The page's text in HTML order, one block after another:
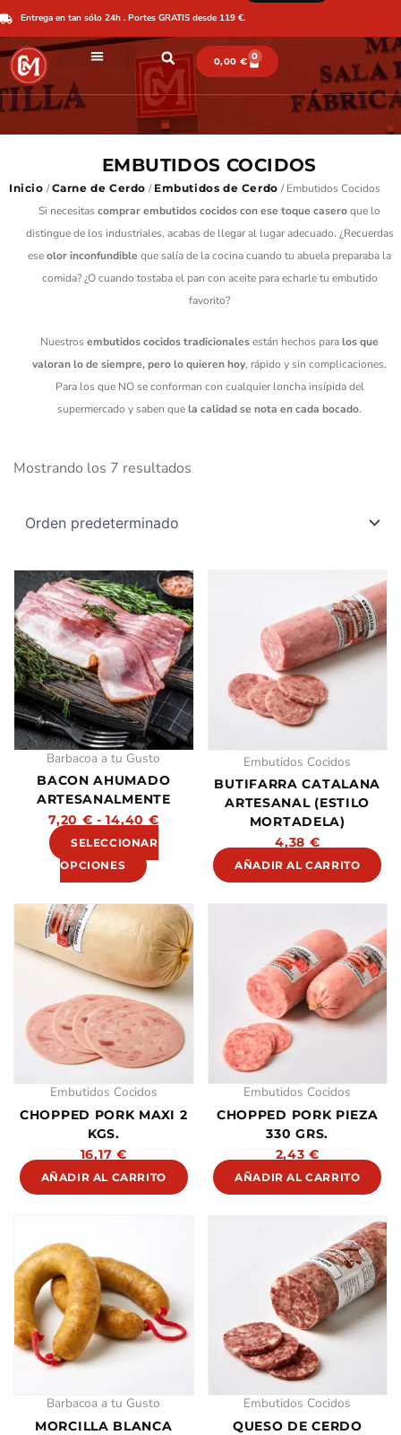
al
contenido
Entrega en tan sólo 24h . Portes GRATIS desde 119 €.
0,00€ 0
CARRITO
EMBUTIDOS COCIDOS
Inicio /Carne de Cerdo / Embutidos de Cerdo / Embutidos Cocidos
Si necesitas comprar embutidos cocidos con ese toque caseroque lo
distingue de los industriales, acabas de llegar al lugar adecuado. ¿Recuerdas
eseolor inconfundible que salía de la cocina cuando tu abuela preparaba la
comida? ¿O cuando tostaba el pan con aceite para echarle tu embutido
favorito?
Nuestros embutidos cocidos tradicionalesestán hechos paralos que
valoran lo de siempre, pero lo quieren hoy, rápido y sin complicaciones.
Para los que NO se conforman con cualquier loncha insípida del
supermercado y saben quela calidad se nota en cada bocado.
Mostrando los 7 resultados
Barbacoa a tu Gusto
BACON AHUMADO
ARTESANALMENTE
7,20 € - 14,40 €
RANGO
DE
PRECIOS:
DESDE
7,20 €
HASTA
14,40 €
SELECCIONAR
OPCIONES
Este
producto
tiene
múltiples
variantes.
Las
opciones
se
pueden
elegir
en
la
página
de
Embutidos Cocidos
BUTIFARRA CATALANA
ARTESANAL (ESTILO
MORTADELA)
4,38 €
AÑADIR AL CARRITO
Embutidos Cocidos
CHOPPED PORK MAXI 2
KGS.
16,17 €
AÑADIR AL CARRITO
Embutidos Cocidos
CHOPPED PORK PIEZA
330 GRS.
2,43€
AÑADIR AL CARRITO
Barbacoa a tu Gusto
MORCILLA BLANCA
Embutidos Cocidos
QUESO DE CERDO